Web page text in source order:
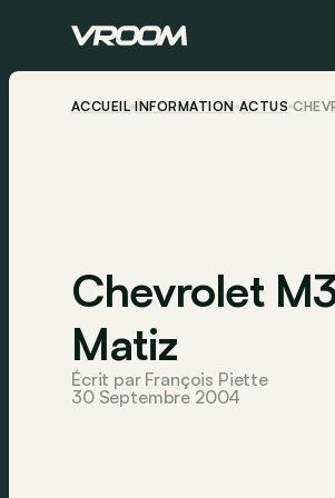
ACCUEIL INFORMATION ACTUS
Chevrolet
Matiz
Écrit par François Piette
30 Septembre 2004